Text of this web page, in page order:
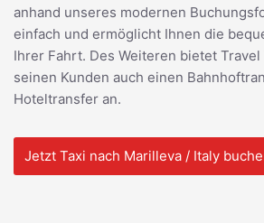
anhand unseres modernen
einfach und ermöglicht Ihnen die
Ihrer Fahrt. Des Weiteren bietet
seinen Kunden auch einen
Hoteltransfer an.
Jetzt Taxi nach Marilleva / Italy